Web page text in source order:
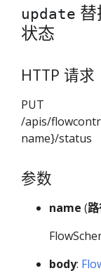
update
状态
HTTP 请求
PUT
/apis/
name}/status
参数
name (
body: